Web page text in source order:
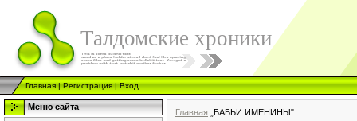
Талдомские хроники
Главная|Регистрация|Вход
Меню сайта
Главная „БАБЬИ ИМЕНИНЫ"